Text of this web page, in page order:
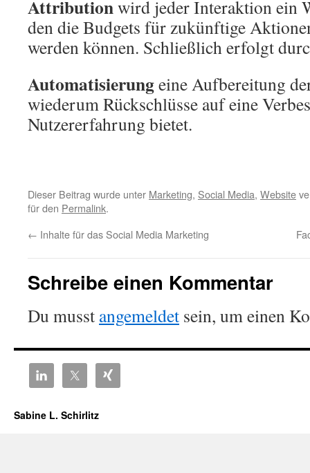
Attributionwird jeder Interaktion ein
den die Budgets für zukünftige
werden können. Schließlich erfolgt
Automatisierungeine Aufbereitung
wiederum Rückschlüsse auf eine
Nutzererfahrung bietet.
Dieser Beitrag wurde unter Marketing, Social Media, Website
für den Permalink.
← Inhalte für das Social Media Marketing
Schreibe einen Kommentar
Du musst angemeldet sein, um einen
Sabine L. Schirlitz